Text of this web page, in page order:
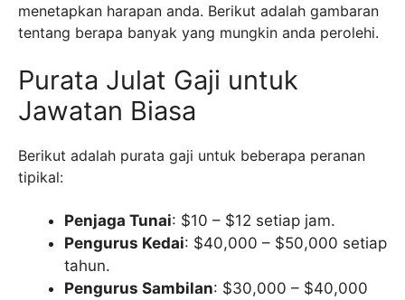
menetapkan harapan anda. Berikut adalah gambaran
tentang berapa banyak yang mungkin anda perolehi.
Purata Julat Gaji untuk
Jawatan Biasa
Berikut adalah purata gaji untuk beberapa peranan
tipikal:
Penjaga Tunai: $10 – $12 setiap jam.
Pengurus Kedai: $40,000 – $50,000 setiap
tahun.
Pengurus Sambilan: $30,000 – $40,000